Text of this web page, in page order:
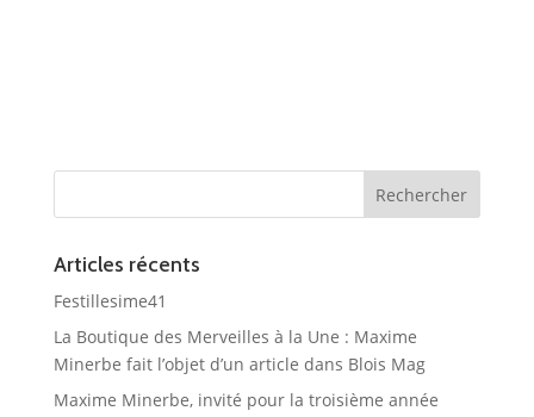
Articles récents
Festillesime41
La Boutique des Merveilles à la Une : Maxime
Minerbe fait l’objet d’un article dans Blois Mag
Maxime Minerbe, invité pour la troisième année